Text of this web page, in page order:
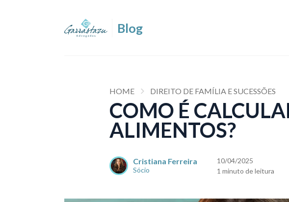
HOME DIREITO DE FAMÍLIA E SUCESSÕES
COMO É
ALIMENTOS?
Cristiana Ferreira
Sócio
10/04/2025
1 minuto de leitura